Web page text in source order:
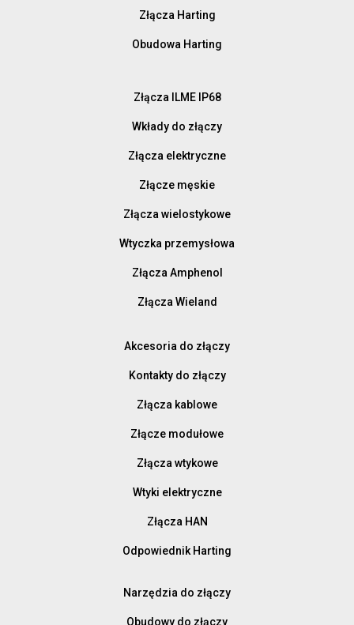
Złącza Harting
Obudowa Harting
Złącza ILME IP68
Wkłady do złączy
Złącza elektryczne
Złącze męskie
Złącza wielostykowe
Wtyczka przemysłowa
Złącza Amphenol
Złącza Wieland
Akcesoria do złączy
Kontakty do złączy
Złącza kablowe
Złącze modułowe
Złącza wtykowe
Wtyki elektryczne
Złącza HAN
Odpowiednik Harting
Narzędzia do złączy
Obudowy do złączy